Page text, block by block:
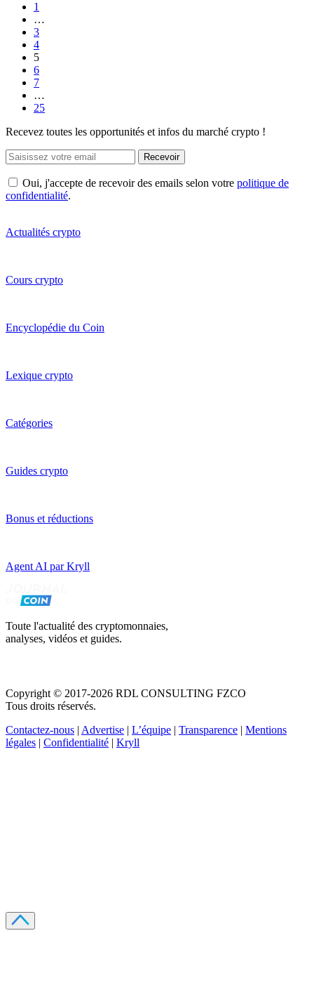
1
…
3
4
5
6
7
…
25
Recevez toutes les opportunités et infos du marché crypto !
Recevoir
Oui, j'accepte de recevoir des emails selon votre politique de
confidentialité.
Actualités crypto
Cours crypto
Encyclopédie du Coin
Lexique crypto
Catégories
Guides crypto
Bonus et réductions
Agent AI par Kryll
Toute l'actualité des cryptomonnaies,
analyses, vidéos et guides.
Copyright © 2017-2026 RDL CONSULTING FZCO
Tous droits réservés.
Contactez-nous | Advertise | L’équipe | Transparence | Mentions
légales | Confidentialité | Kryll